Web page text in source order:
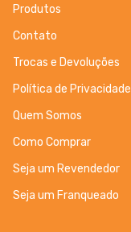
Produtos
Contato
Trocas e Devoluções
Política de Privacidade
Quem Somos
Como Comprar
Seja um Revendedor
Seja um Franqueado